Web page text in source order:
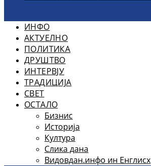
ИНФО
АКТУЕЛНО
ПОЛИТИКА
ДРУШТВО
ИНТЕРВЈУ
ТРАДИЦИЈА
СВЕТ
ОСТАЛО
Бизнис
Историја
Култура
Слика дана
Видовдан.инфо ин Енглисх